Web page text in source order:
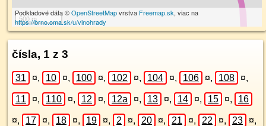
500 m
Podkladové dáta ©OpenStreetMapvrstva Freemap.sk, viac na
https://brno.oma.sk/u/vinohrady
čísla, 1 z 3
31 ¤, 10 ¤, 100 ¤, 102 ¤, 104 ¤, 106 ¤, 108 ¤,
11 ¤, 110 ¤, 12 ¤, 12a ¤, 13 ¤, 14 ¤, 15 ¤, 16
¤, 17 ¤, 18 ¤, 19 ¤, 2 ¤, 20 ¤, 21 ¤, 22 ¤, 23 ¤,